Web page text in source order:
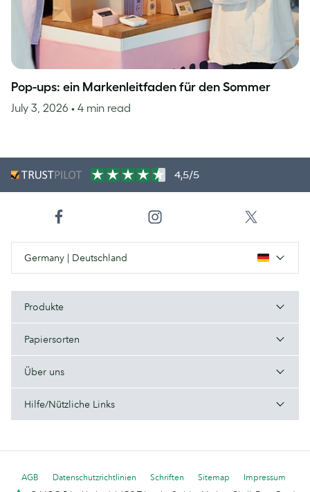
Pop-ups: ein Markenleitfaden für den Sommer
July 3, 2026 • 4 min read
4,5/5
Germany | Deutschland
Produkte
Papiersorten
Über uns
Hilfe/Nützliche Links
AGB Datenschutzrichtlinien Schriften Sitemap
Impressum